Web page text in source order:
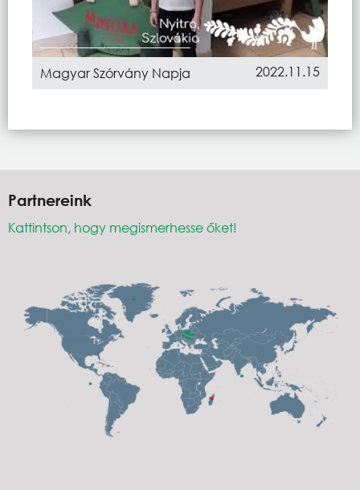
Magyar Szórvány Napja 2022.11.15
Partnereink
Kattintson, hogy megismerhesse őket!